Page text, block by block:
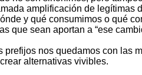
amplificación de legítimas
y qué consumimos o qué
que sean aportan a “ese
prefijos nos quedamos con las
alternativas vivibles.